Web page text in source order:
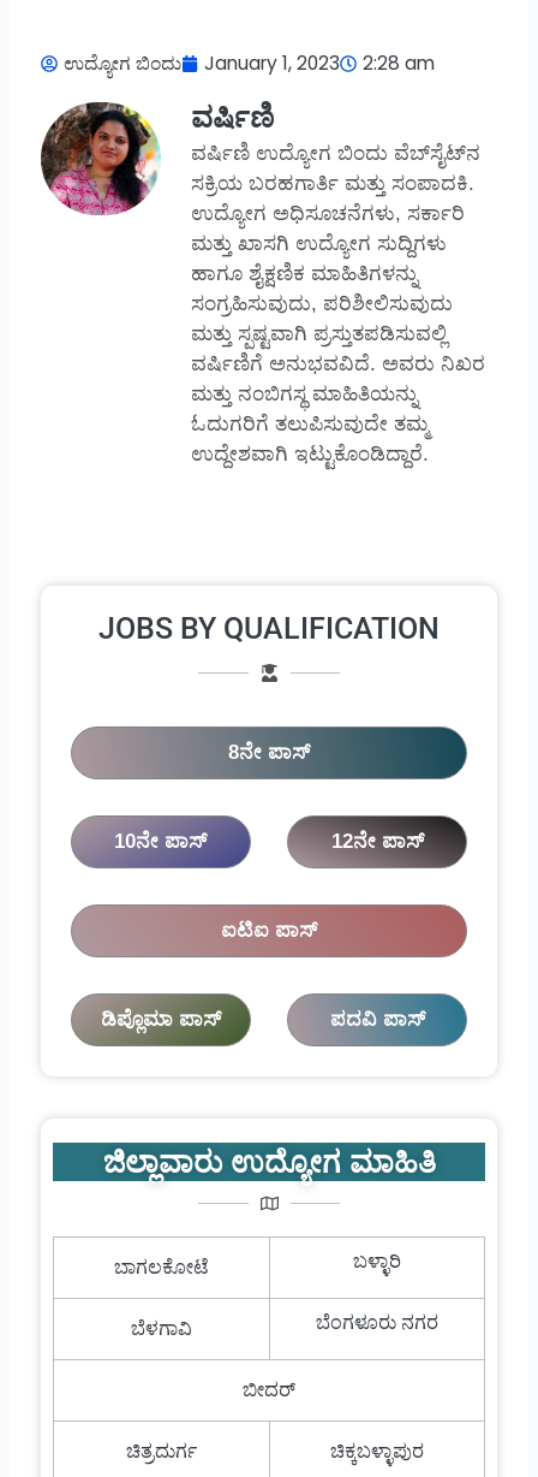
ಉದ್ಯೋಗ ಬಿಂದು January 1, 2023 2:28 am
ವರ್ಷಿಣಿ
ವರ್ಷಿಣಿ ಉದ್ಯೋಗ ಬಿಂದು ವೆಬ್‌ಸೈಟ್‌ನ
ಸಕ್ರಿಯ ಬರಹಗಾರ್ತಿ ಮತ್ತು ಸಂಪಾದಕಿ.
ಉದ್ಯೋಗ ಅಧಿಸೂಚನೆಗಳು, ಸರ್ಕಾರಿ
ಮತ್ತು ಖಾಸಗಿ ಉದ್ಯೋಗ ಸುದ್ದಿಗಳು
ಹಾಗೂ ಶೈಕ್ಷಣಿಕ ಮಾಹಿತಿಗಳನ್ನು
ಸಂಗ್ರಹಿಸುವುದು, ಪರಿಶೀಲಿಸುವುದು
ಮತ್ತು ಸ್ಪಷ್ಟವಾಗಿ ಪ್ರಸ್ತುತಪಡಿಸುವಲ್ಲಿ
ವರ್ಷಿಣಿಗೆ ಅನುಭವವಿದೆ. ಅವರು ನಿಖರ
ಮತ್ತು ನಂಬಿಗಸ್ಥ ಮಾಹಿತಿಯನ್ನು
ಓದುಗರಿಗೆ ತಲುಪಿಸುವುದೇ ತಮ್ಮ
ಉದ್ದೇಶವಾಗಿ ಇಟ್ಟುಕೊಂಡಿದ್ದಾರೆ.
JOBS BY QUALIFICATION
8ನೇ ಪಾಸ್
10ನೇ ಪಾಸ್ 12ನೇ ಪಾಸ್
ಐಟಿಐ ಪಾಸ್
ಡಿಪ್ಲೊಮಾ ಪಾಸ್ ಪದವಿ ಪಾಸ್
ಜಿಲ್ಲಾವಾರು ಉದ್ಯೋಗ ಮಾಹಿತಿ
ಬಾಗಲಕೋಟೆ ಬಳ್ಳಾರಿ
ಬೆಳಗಾವಿ ಬೆಂಗಳೂರು ನಗರ
ಬೀದರ್
ಚಿತ್ರದುರ್ಗ ಚಿಕ್ಕಬಳ್ಳಾಪುರ